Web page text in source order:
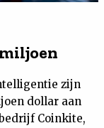
zijn
dollar aan
Coinkite,